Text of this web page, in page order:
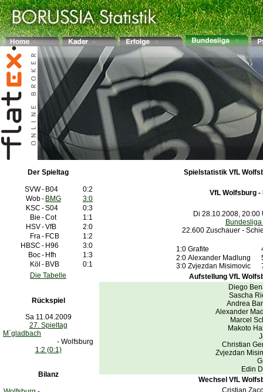
Der Spieltag
SVW- B04
0:2
Wob- BMG
3:0
KSC -S04
0:3
Bie -Cot
1:1
HSV-VfB
2:0
Fra- FCB
1:2
HBSC - H96
3:0
Boc- Hfh
1:3
Köl - BVB
0:1
Die Tabelle
Rückspiel
Sa 11.04.2009
27. Spieltag
M´gladbach
- Wolfsburg
1:2 (0:1)
Bilanz
Spielstatistik VfL
VfL Wolfsburg -
Di 28.10.2008, 20:00
22.600 Zuschauer -
1:0 Grafite
2:0 Alexander Madlung
3:0 Zvjezdan Misimovic
Aufstellung VfL
Diego
Sascha
Andrea
Alexander
Marcel
Makoto
Christian
Zvjezdan
Edin
Wechsel VfL
Cristian